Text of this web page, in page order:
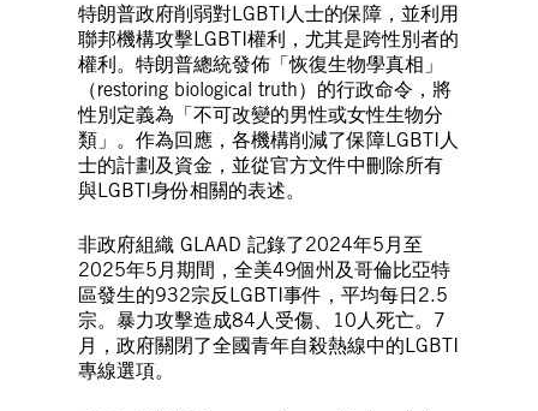
特朗普政府削弱對LGBTI人士的保障，並利用
聯邦機構攻擊LGBTI權利，尤其是跨性別者的
權利。特朗普總統發佈「恢復生物學真相」
（restoring biological truth）的行政命令，將
性別定義為「不可改變的男性或女性生物分
類」。作為回應，各機構削減了保障LGBTI人
士的計劃及資金，並從官方文件中刪除所有
與LGBTI身份相關的表述。
非政府組織 GLAAD 記錄了2024年5月至
2025年5月期間，全美49個州及哥倫比亞特
區發生的932宗反LGBTI事件，平均每日2.5
宗。暴力攻擊造成84人受傷、10人死亡。7
月，政府關閉了全國青年自殺熱線中的LGBTI
專線選項。